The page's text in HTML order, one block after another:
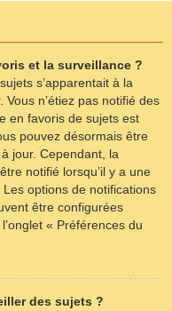
et la surveillance ?
s’apparentait à la
n’étiez pas notifié des
en favoris de sujets est
pouvez désormais être
jour. Cependant, la
notifié lorsqu’il y a une
options de notifications
être configurées
« Préférences du
des sujets ?